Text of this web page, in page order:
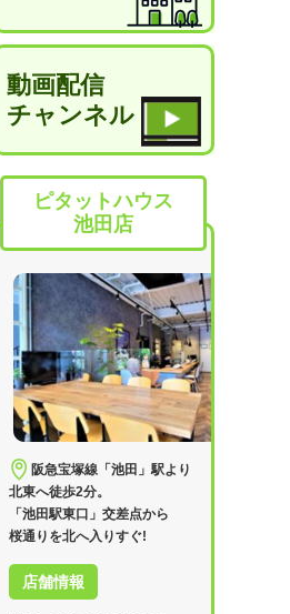
動画配信
チャンネル
ピタットハウス
池田店
阪急宝塚線「池田」駅より
北東へ徒歩2分。
「池田駅東口」交差点から
桜通りを北へ入りすぐ!
店舗情報